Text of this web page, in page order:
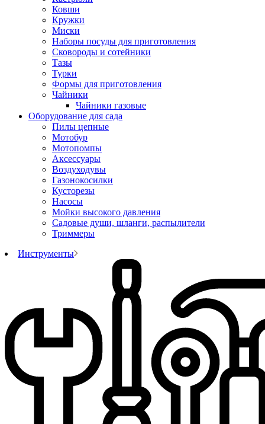
Ковши
Кружки
Миски
Наборы посуды для приготовления
Сковороды и сотейники
Тазы
Турки
Формы для приготовления
Чайники
Чайники газовые
Оборудование для сада
Пилы цепные
Мотобур
Мотопомпы
Аксессуары
Воздуходувы
Газонокосилки
Кусторезы
Насосы
Мойки высокого давления
Садовые души, шланги, распылители
Триммеры
Инструменты